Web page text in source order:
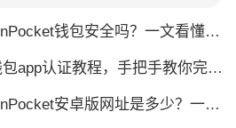
钱包安全吗？一文看懂真实风险
app认证教程，手把手教你完成身份验证
安卓版网址是多少？一文教你安全下载